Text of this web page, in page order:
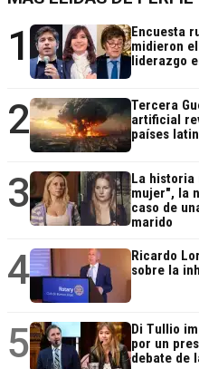
1
Encuesta
midieron
liderazgo
2
Tercera
artificial
países
3
La historia
mujer", la
caso de
marido
4
Ricardo
sobre la
5
Di Tullio
por un
debate de